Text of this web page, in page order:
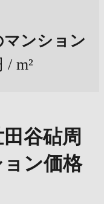
マンション
/ m²
谷砧周
ン価格